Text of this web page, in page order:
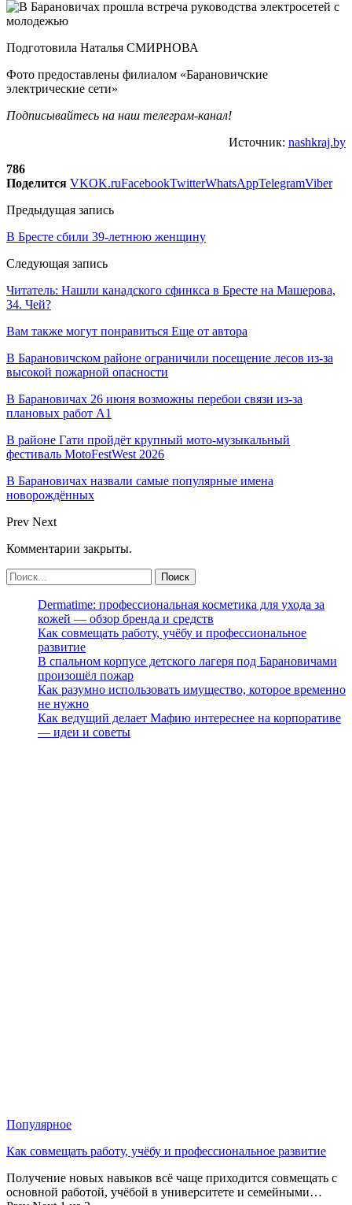
Подготовила Наталья СМИРНОВА
Фото предоставлены филиалом «Барановичские
электрические сети»
Подписывайтесь на наш телеграм-канал!
Источник: nashkraj.by
786
Поделится VKOK.ruFacebookTwitterWhatsAppTelegramViber
Предыдущая запись
В Бресте сбили 39-летнюю женщину
Следующая запись
Читатель: Нашли канадского сфинкса в Бресте на Машерова,
34. Чей?
Вам также могут понравиться Еще от автора
В Барановичском районе ограничили посещение лесов из-за
высокой пожарной опасности
В Барановичах 26 июня возможны перебои связи из-за
плановых работ A1
В районе Гати пройдёт крупный мото-музыкальный
фестиваль MotoFestWest 2026
В Барановичах назвали самые популярные имена
новорождённых
Prev Next
Комментарии закрыты.
Dermatime: профессиональная косметика для ухода за
кожей — обзор бренда и средств
Как совмещать работу, учёбу и профессиональное
развитие
В спальном корпусе детского лагеря под Барановичами
произошёл пожар
Как разумно использовать имущество, которое временно
не нужно
Как ведущий делает Мафию интереснее на корпоративе
— идеи и советы
Популярное
Как совмещать работу, учёбу и профессиональное развитие
Получение новых навыков всё чаще приходится совмещать с
основной работой, учёбой в университете и семейными…